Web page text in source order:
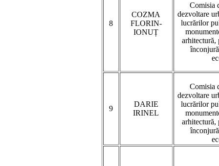
8
COZMA
FLORIN-
IONUȚ
Comisia
dezvoltare
lucrărilor
arhitectură,
9
DARIE
IRINEL
Comisia
dezvoltare
lucrărilor
arhitectură,